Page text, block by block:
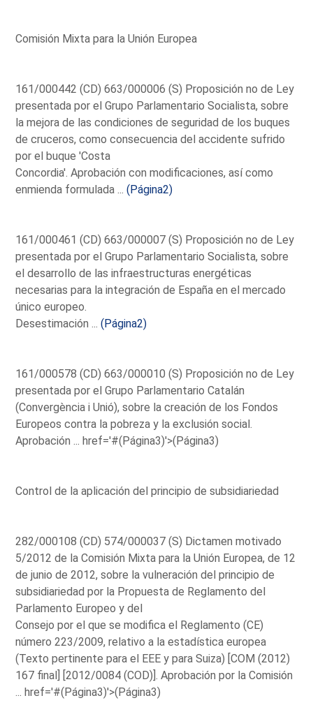
Comisión Mixta para la Unión Europea
161/000442 (CD) 663/000006 (S) Proposición no de Ley
presentada por el Grupo Parlamentario Socialista, sobre
la mejora de las condiciones de seguridad de los buques
de cruceros, como consecuencia del accidente sufrido
por el buque 'Costa
Concordia'. Aprobación con modificaciones, así como
enmienda formulada ...(Página2)
161/000461 (CD) 663/000007 (S) Proposición no de Ley
presentada por el Grupo Parlamentario Socialista, sobre
el desarrollo de las infraestructuras energéticas
necesarias para la integración de España en el mercado
único europeo.
Desestimación ...(Página2)
161/000578 (CD) 663/000010 (S) Proposición no de Ley
presentada por el Grupo Parlamentario Catalán
(Convergència i Unió), sobre la creación de los Fondos
Europeos contra la pobreza y la exclusión social.
Aprobación ...href='#(Página3)'>(Página3)
Control de la aplicación del principio de subsidiariedad
282/000108 (CD) 574/000037 (S) Dictamen motivado
5/2012 de la Comisión Mixta para la Unión Europea, de 12
de junio de 2012, sobre la vulneración del principio de
subsidiariedad por la Propuesta de Reglamento del
Parlamento Europeo y del
Consejo por el que se modifica el Reglamento (CE)
número 223/2009, relativo a la estadística europea
(Texto pertinente para el EEE y para Suiza) [COM (2012)
167 final] [2012/0084 (COD)]. Aprobación por la Comisión
...href='#(Página3)'>(Página3)